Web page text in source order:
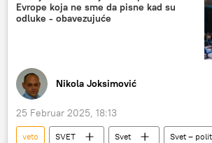
Vladimir Zelenski
Evropska unija (EU)
Evrope koja ne sme da pisne kad su
odluke - obavezujuće
Nikola Joksimović
25 Februar 2025, 18:13
veto SVET Svet
Svet –